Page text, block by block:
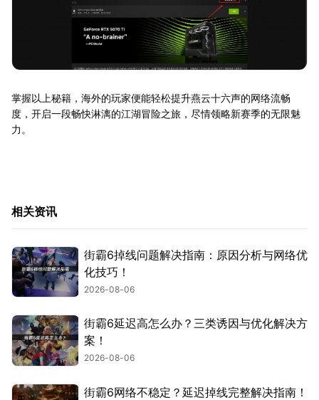
掌握以上秘籍，海外的玩家便能轻松提升燕云十六声的网络流畅
度，开启一段畅快淋漓的江湖冒险之旅，尽情领略新赛季的无限魅
力。
相关资讯
街霸6掉线问题解决指南：原因分析与网络优
化技巧！
2026-08-06
街霸6延迟高怎么办？三类诱因与优化解决方
案！
2026-08-06
街霸6网络不稳定？延迟掉线完整解决指南！